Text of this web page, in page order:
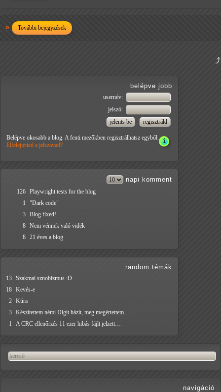
További bejegyzések
belépve jobb
usernév:
jelszó:
Belépve okosabb a blog. A fenti mezőkben regisztrálhatsz egyből.
Elfelejtetted a jelszavad?
napi komment
126 Playwright tests for the blog
1
"Dark code"
3 Blog fixed!
8 Nem vénnek való vidék
8 21 éves a blog
random témák
13 Szakmai sznobizmus :Đ
18 Kevés-e
2 Kúra
3 Készítettem némi Digit házit, meg megértettem…
1
A CRC ellenőrzés 11 ezer hibás fájlt jelzett…
navigáció